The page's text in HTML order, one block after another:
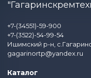
+7-(34551)-59-900
+7-(3522)-54-99-54
Ишимский р-н,
gagarinortp@yandex.ru
Каталог